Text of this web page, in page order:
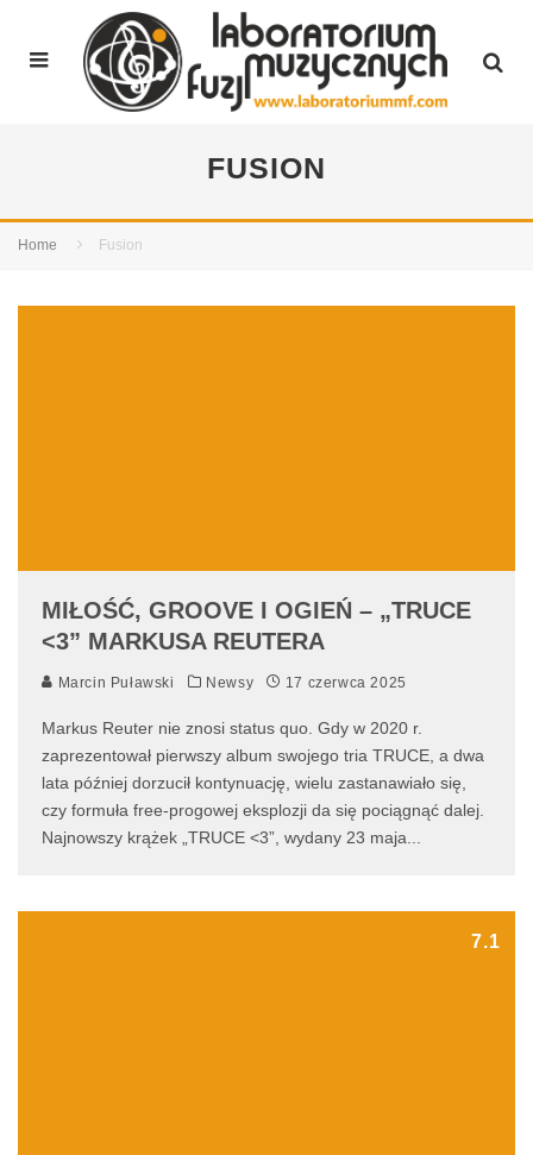
FUSION
Home Fusion
MIŁOŚĆ, GROOVE I OGIEŃ – „TRUCE
<3” MARKUSA REUTERA
Marcin Puławski Newsy 17 czerwca 2025
Markus Reuter nie znosi status quo. Gdy w 2020 r.
zaprezentował pierwszy album swojego tria TRUCE, a dwa
lata później dorzucił kontynuację, wielu zastanawiało się,
czy formuła free-progowej eksplozji da się pociągnąć dalej.
Najnowszy krążek „TRUCE <3”, wydany 23 maja...
7.1